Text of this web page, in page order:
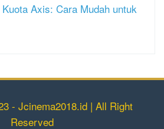
Kuota Axis: Cara Mudah untuk
- Jcinema2018.id | All Right
Reserved